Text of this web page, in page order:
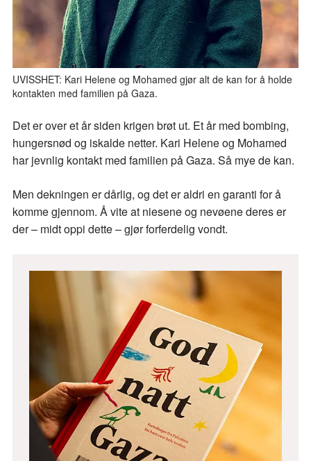
UVISSHET: Kari Helene og Mohamed gjør alt de kan for å holde
kontakten med familien på Gaza.
Det er over et år siden krigen brøt ut. Et år med bombing,
hungersnød og iskalde netter. Kari Helene og Mohamed
har jevnlig kontakt med familien på Gaza. Så mye de kan.
Men dekningen er dårlig, og det er aldri en garanti for å
komme gjennom. Å vite at niesene og nevøene deres er
der – midt oppi dette – gjør forferdelig vondt.